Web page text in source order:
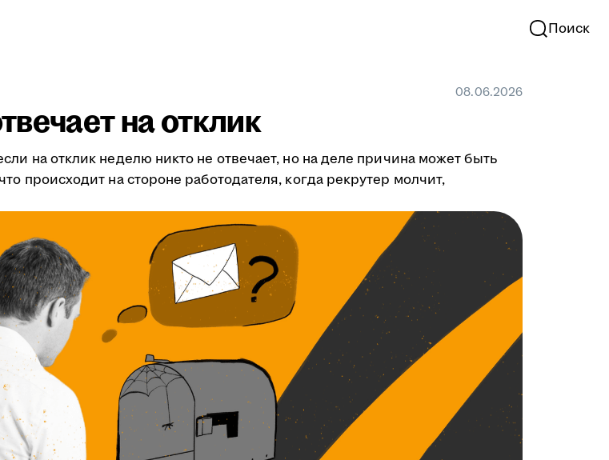
Поиск
08.06.2026
на отклик
на отклик неделю никто не отвечает, но на деле причина может быть
происходит на стороне работодателя, когда рекрутер молчит,